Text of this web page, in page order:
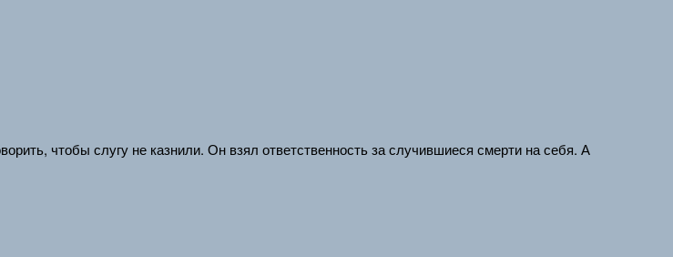
чтобы слугу не казнили. Он взял ответственность за случившиеся смерти на себя. А